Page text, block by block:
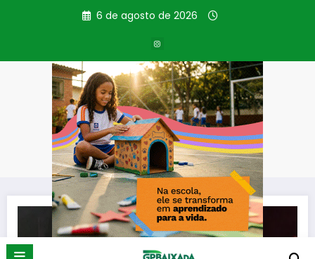
6 de agosto de 2026
Tag: Jefferson&Suelen
Página inicial Jefferson&Suelen